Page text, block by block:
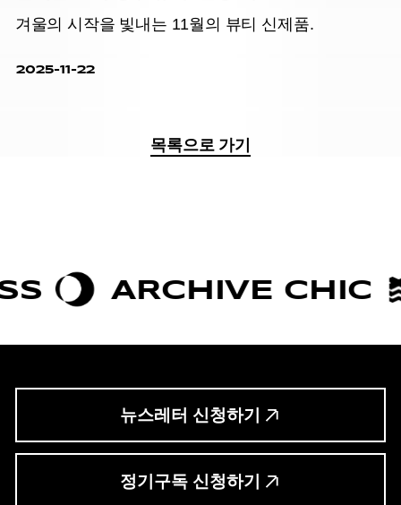
겨울의 시작을 빛내는 11월의 뷰티 신제품.
2025-11-22
목록으로 가기
CHIC
뉴스레터 신청하기
정기구독 신청하기